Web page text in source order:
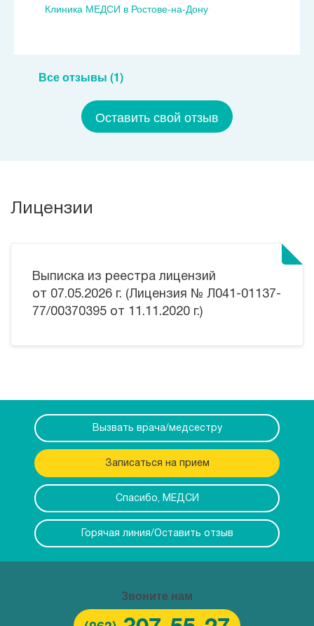
Клиника МЕДСИ в Ростове-на-Дону
Все отзывы (1)
Оставить свой отзыв
Лицензии
Выписка из реестра лицензий
от 07.05.2026 г. (Лицензия № Л041-01137-
77/00370395 от 11.11.2020 г.)
Вызвать врача/медсестру
Записаться на прием
Спасибо, МЕДСИ
Горячая линия/Оставить отзыв
Звоните нам